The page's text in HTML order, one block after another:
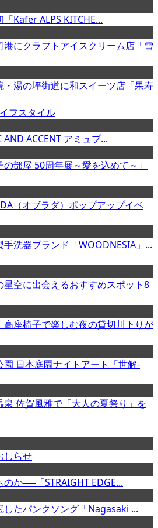
Käfer ALPS KITCHE...
港にクラフトアイスクリーム店「雪
・湯の坪街道に和スイーツ店「果寿
フスタイル
AND ACCENT アミュプ...
部屋 50周年展～愛を込めて～」
（オブラダ）ポップアップイベ
手洗器ブランド「WOODNESIA」...
星空に出会えるおすすめスポット8
高座椅子で楽しむ夜の貸切川下りが
園 日本庭園ナイトアート「世解-
泉 佐賀風雅で「大人の夏祭り」を
しらせ
か──「STRAIGHT EDGE...
したパンクソング「Nagasaki ...